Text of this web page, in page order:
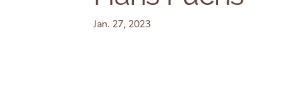
Jan. 27, 2023